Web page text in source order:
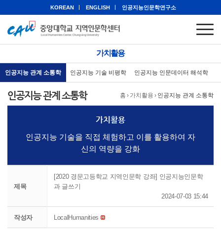
KOREAN ENGLISH 인공지능인문학연구소
가치활용
인공지능 관계 소통학 인공지능 기술 비평학 인공지능 인문데이터 해석학
홈 › 가치활용 › 인공지능 관계 소통학
인공지능 관계 소통학
가치활용
인공지능 기술을 직접 체험하고 이를 활용하여 자
신의 역량을 강화
제목
[2020 경문고등학교 지역인문학 강좌] 인공지능인문학
과 글쓰기
2024-07-03 15:44
작성자 LocalHumanities